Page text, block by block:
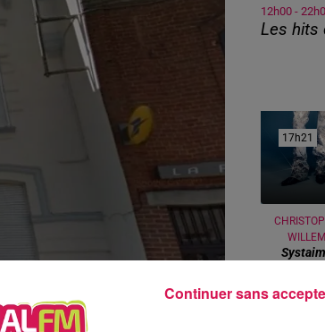
12h00 -
Les hits
17h21
17h21
WILLEM
Continuer sans